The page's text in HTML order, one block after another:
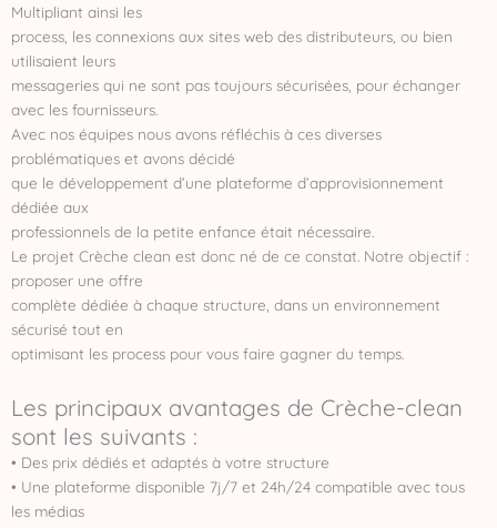
Multipliant ainsi les
process, les connexions aux sites web des distributeurs, ou bien
utilisaient leurs
messageries qui ne sont pas toujours sécurisées, pour échanger
avec les fournisseurs.
Avec nos équipes nous avons réfléchis à ces diverses
problématiques et avons décidé
que le développement d’une plateforme d’approvisionnement
dédiée aux
professionnels de la petite enfance était nécessaire.
Le projet Crèche clean est donc né de ce constat. Notre objectif :
proposer une offre
complète dédiée à chaque structure, dans un environnement
sécurisé tout en
optimisant les process pour vous faire gagner du temps.
Les principaux avantages de Crèche-clean
sont les suivants :
• Des prix dédiés et adaptés à votre structure
• Une plateforme disponible 7j/7 et 24h/24 compatible avec tous
les médias